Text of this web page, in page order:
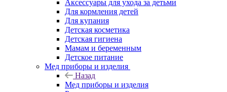
Аксессуары для ухода за детьми
Для кормления детей
Для купания
Детская косметика
Детская гигиена
Мамам и беременным
Детское питание
Мед приборы и изделия
Назад
Мед приборы и изделия